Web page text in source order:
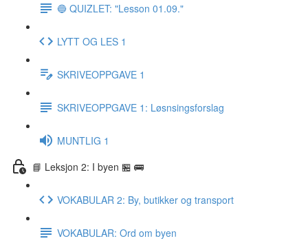
🔵 QUIZLET: "Lesson 01.09."
LYTT OG LES 1
SKRIVEOPPGAVE 1
SKRIVEOPPGAVE 1: Løsnsingsforslag
MUNTLIG 1
📘 Leksjon 2: I byen 🏪 🚌
VOKABULAR 2: By, butikker og transport
VOKABULAR: Ord om byen